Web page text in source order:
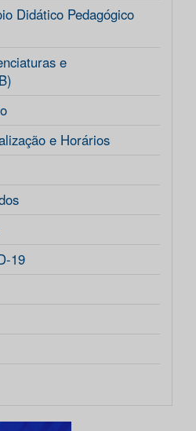
Didático Pedagógico
e
e Horários
19